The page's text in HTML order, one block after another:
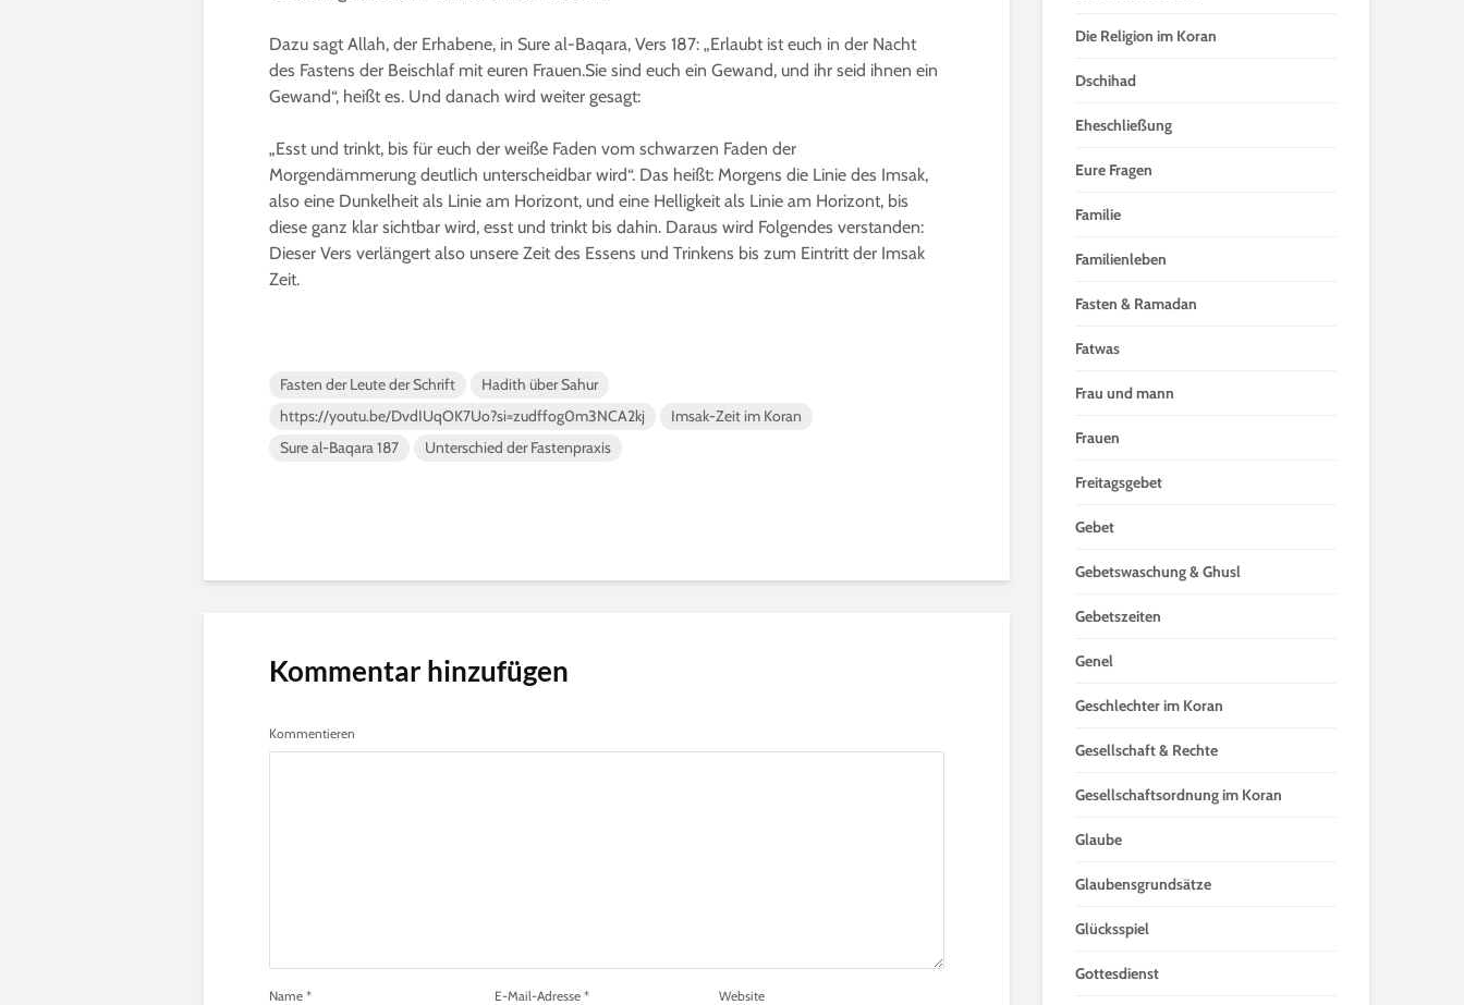
Dazu sagt Allah, der Erhabene, in Sure al-Baqara, Vers 187: „Erlaubt ist euch in der Nacht
des Fastens der Beischlaf mit euren Frauen.Sie sind euch ein Gewand, und ihr seid ihnen ein
Gewand“, heißt es. Und danach wird weiter gesagt:
„Esst und trinkt, bis für euch der weiße Faden vom schwarzen Faden der
Morgendämmerung deutlich unterscheidbar wird“. Das heißt: Morgens die Linie des Im­sak,
also eine Dunkelheit als Linie am Horizont, und eine Helligkeit als Linie am Horizont, bis
diese ganz klar sichtbar wird, esst und trinkt bis dahin. Daraus wird Folgendes verstanden:
Dieser Vers verlängert also unsere Zeit des Essens und Trinkens bis zum Eintritt der Imsak
Zeit.
Fasten der Leute der Schrift
Hadith über Sahur
https://youtu.be/DvdIUqOK7Uo?si=zudffog0m3NCA2kj
Imsak-Zeit im Koran
Sure al-Baqara 187
Unterschied der Fastenpraxis
Kommentar hinzufügen
Kommentieren
Name * E-Mail-Adresse * Website
Die Religion im Koran
Dschihad
Eheschließung
Eure Fragen
Familie
Familienleben
Fasten & Ramadan
Fatwas
Frau und mann
Frauen
Freitagsgebet
Gebet
Gebetswaschung & Ghusl
Gebetszeiten
Genel
Geschlechter im Koran
Gesellschaft & Rechte
Gesellschaftsordnung im Koran
Glaube
Glaubensgrundsätze
Glücksspiel
Gottesdienst